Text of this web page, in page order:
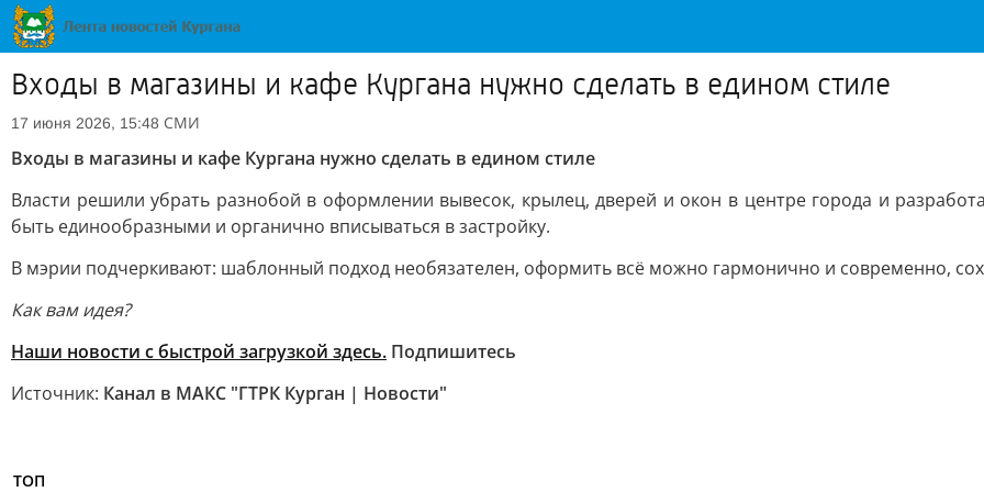
Входы в магазины и кафе Кургана нужно сделать в едином стиле
17 июня 2026, 15:48 СМИ
Входы в магазины и кафе Кургана нужно сделать в едином стиле
Власти решили убрать разнобой в оформлении вывесок, крылец, дверей и окон в центре города и
быть единообразными и органично вписываться в застройку.
В мэрии подчеркивают: шаблонный подход необязателен, оформить всё можно гармонично и современно,
Как вам идея?
Наши новости с быстрой загрузкой здесь. Подпишитесь
Источник: Канал в МАКС "ГТРК Курган | Новости"
ТОП